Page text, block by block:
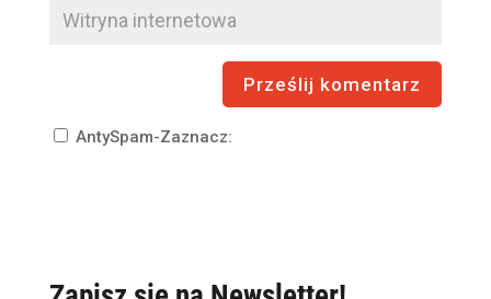
AntySpam-Zaznacz: